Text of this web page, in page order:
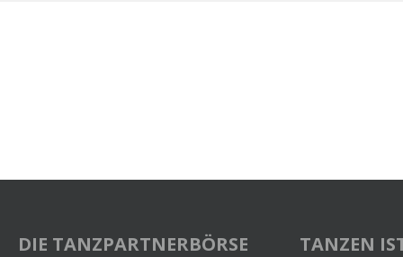
DIE TANZPARTNERBÖRSE TANZEN